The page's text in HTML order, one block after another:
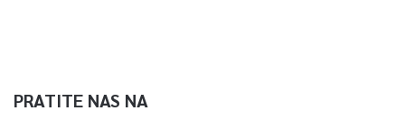
PRATITE NAS NA